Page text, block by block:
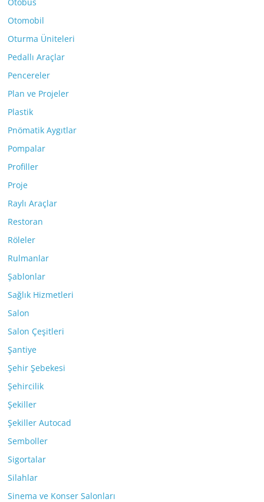
Otomobil
Oturma Üniteleri
Pedallı Araçlar
Pencereler
Plan ve Projeler
Plastik
Pnömatik Aygıtlar
Pompalar
Profiller
Proje
Raylı Araçlar
Restoran
Röleler
Rulmanlar
Şablonlar
Sağlık Hizmetleri
Salon
Salon Çeşitleri
Şantiye
Şehir Şebekesi
Şehircilik
Şekiller
Şekiller Autocad
Semboller
Sigortalar
Silahlar
Sinema ve Konser Salonları